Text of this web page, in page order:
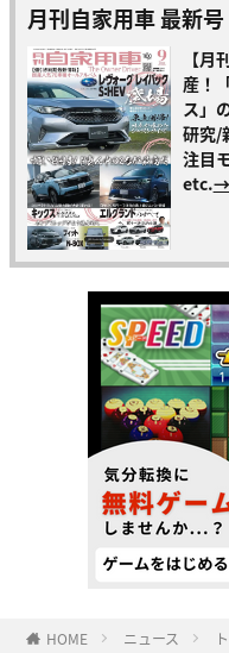
月刊自家用車 最新号
【
産！
ス」
研究/
注目
etc.→
HOME ニュース